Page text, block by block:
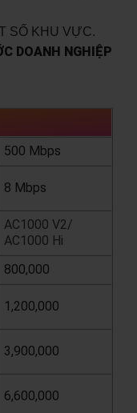
SỐ KHU VỰC.
DOANH NGHIỆP
500 Mbps
8 Mbps
AC1000 V2/
AC1000 Hi
800,000
1,200,000
3,900,000
6,600,000